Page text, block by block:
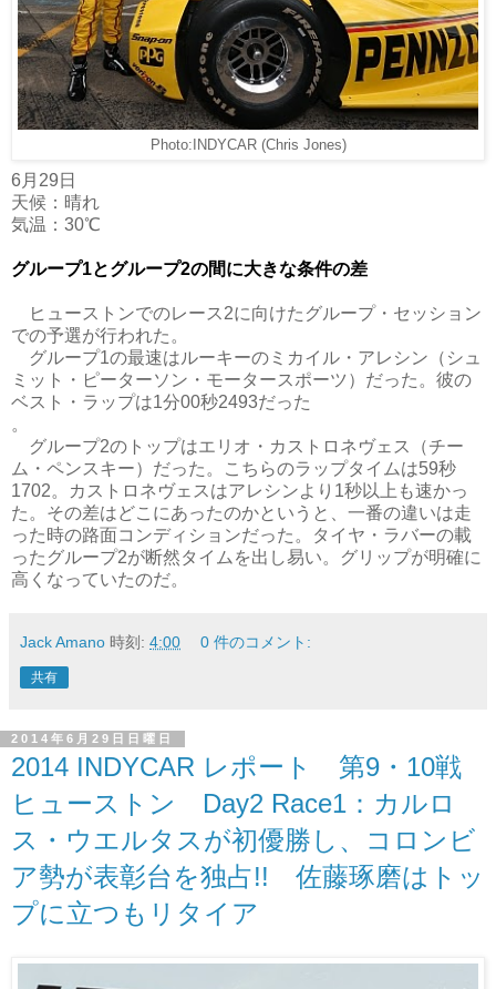
Photo:INDYCAR (Chris Jones)
6月29日
天候：晴れ
気温：30℃
グループ1とグループ2の間に大きな条件の差
ヒューストンでのレース2に向けたグループ・セッション
での予選が行われた。
グループ1の最速はルーキーのミカイル・アレシン（シュ
ミット・ピーターソン・モータースポーツ）だった。彼の
ベスト・ラップは1分00秒2493だった
。
グループ2のトップはエリオ・カストロネヴェス（チー
ム・ペンスキー）だった。こちらのラップタイムは59秒
1702。カストロネヴェスはアレシンより1秒以上も速かっ
た。その差はどこにあったのかというと、一番の違いは走
った時の路面コンディションだった。タイヤ・ラバーの載
ったグループ2が断然タイムを出し易い。グリップが明確に
高くなっていたのだ。
Jack Amano 時刻: 4:00 0 件のコメント:
共有
2014年6月29日日曜日
2014 INDYCAR レポート 第9・10戦
ヒューストン Day2 Race1：カルロ
ス・ウエルタスが初優勝し、コロンビ
ア勢が表彰台を独占!! 佐藤琢磨はトッ
プに立つもリタイア